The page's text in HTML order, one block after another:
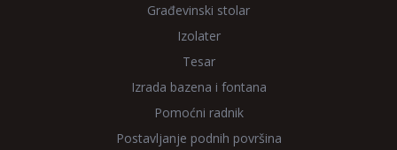
Građevinski stolar
Izolater
Tesar
Izrada bazena i fontana
Pomoćni radnik
Postavljanje podnih površina